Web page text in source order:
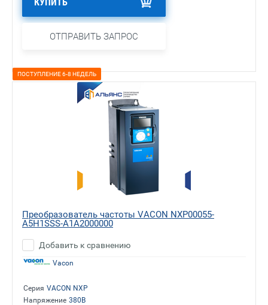
ОТПРАВИТЬ ЗАПРОС
ПОСТУПЛЕНИЕ 6-8 НЕДЕЛЬ
Преобразователь частоты VACON NXP00055-
A5H1SSS-A1A2000000
Добавить к сравнению
Vacon
Серия VACON NXP
Напряжение 380В